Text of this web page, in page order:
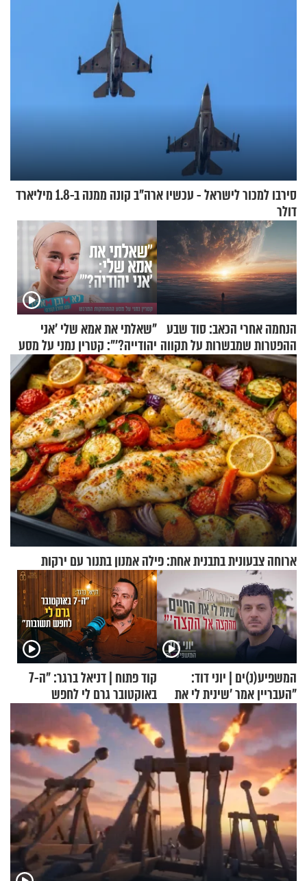
סירבו למכור לישראל - עכשיו ארה"ב קונה ממנה ב-1.8 מיליארד
דולר
הנחמה אחרי הכאב: סוד שבע
ההפטרות שמבשרות על תקווה
וגאולה
"שאלתי את אמא שלי 'אני
יהודייה?'": קטרין נמני על מסע
ההתחזקות המרגש
ארוחה צבעונית בתבנית אחת: פילה אמנון בתנור עם ירקות
המשפיע(נ)ים | יוני דוד:
"העבריין אמר 'שינית לי את
החיים מהקצה אל הקצה'"
קוד פתוח | דניאל ברגר: "ה-7
באוקטובר גרם לי לחפש
תשובות"